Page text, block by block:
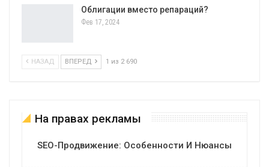
Облигации вместо репараций?
Фев 17, 2024
НАЗАД ВПЕРЕД 1 из 2 690
На правах рекламы
SEO-Продвижение: Особенности И Нюансы